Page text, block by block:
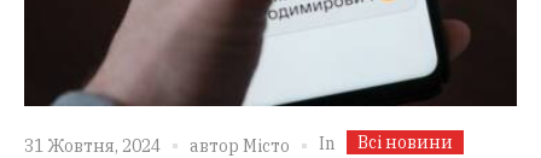
31 Жовтня, 2024 автор Місто In Всі новини